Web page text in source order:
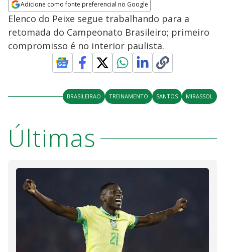
Adicione como fonte preferencial no Google
Opens in new window
Elenco do Peixe segue trabalhando para a
retomada do Campeonato Brasileiro; primeiro
compromisso é no interior paulista.
BRASILEIRAO TREINAMENTO SANTOS MIRASSOL
Últimas